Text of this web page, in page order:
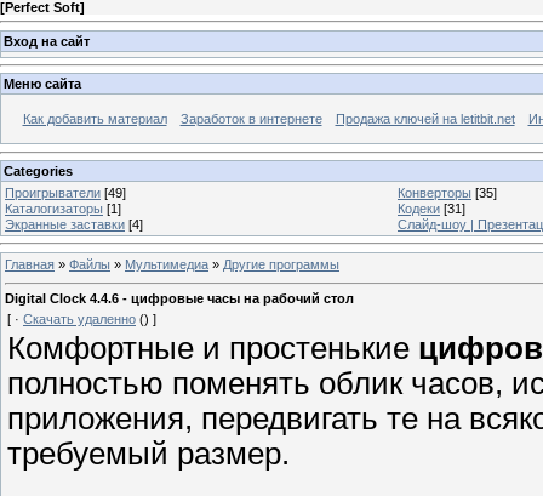
[Perfect Soft]
Вход на сайт
Меню сайта
Как добавить материал Заработок в интернете Продажа ключей на letitbit.net
Categories
Проигрыватели [49] Конверторы [35]
Каталогизаторы [1] Кодеки [31]
Экранные заставки [4] Слайд-шоу |
Главная » Файлы » Мультимедиа » Другие программы
Digital Clock 4.4.6 - цифровые часы на рабочий стол
[ · Скачать удаленно () ]
Комфортные и простенькие
полностью поменять облик часов,
приложения, передвигать те на
требуемый размер.